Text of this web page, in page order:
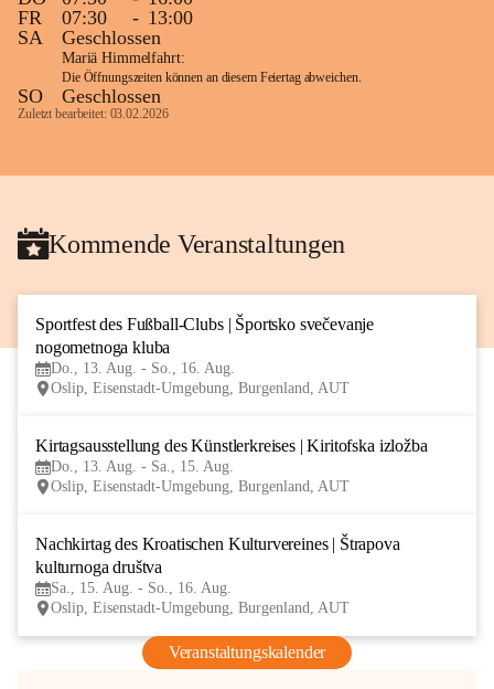
FR
07:30 - 13:00
SA
Geschlossen
Mariä Himmelfahrt:
Die Öffnungszeiten können an diesem Feiertag abweichen.
SO Geschlossen
Zuletzt bearbeitet: 03.02.2026
Kommende Veranstaltungen
Sportfest des Fußball-Clubs | Športsko svečevanje
nogometnoga kluba
Do., 13. Aug. - So., 16. Aug.
Oslip, Eisenstadt-Umgebung, Burgenland, AUT
Kirtagsausstellung des Künstlerkreises | Kiritofska izložba
Do., 13. Aug. - Sa., 15. Aug.
Oslip, Eisenstadt-Umgebung, Burgenland, AUT
Nachkirtag des Kroatischen Kulturvereines | Štrapova
kulturnoga društva
Sa., 15. Aug. - So., 16. Aug.
Oslip, Eisenstadt-Umgebung, Burgenland, AUT
Veranstaltungskalender